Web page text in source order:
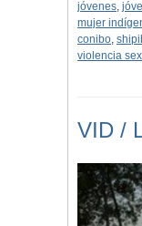
jóvenes,
mujer
conibo,
violencia
VID /